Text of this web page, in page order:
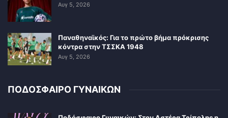
Αυγ 5, 2026
Παναθηναϊκός: Για το πρώτο βήμα πρόκρισης
κόντρα στην ΤΣΣΚΑ 1948
Αυγ 5, 2026
ΠΟΔΟΣΦΑΙΡΟ ΓΥΝΑΙΚΩΝ